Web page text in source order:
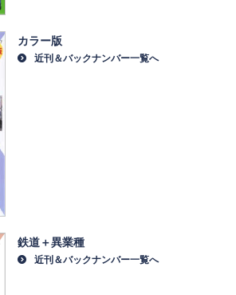
カラー版
近刊＆バックナンバー一覧へ
鉄道＋異業種
近刊＆バックナンバー一覧へ